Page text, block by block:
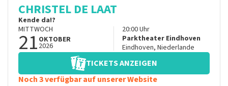
CHRISTEL DE LAAT
Kende da!?
MITTWOCH
21 OKTOBER
2026
20:00Uhr
Parktheater Eindhoven
Eindhoven, Niederlande
TICKETS ANZEIGEN
Noch 3 verfügbar auf unserer Website